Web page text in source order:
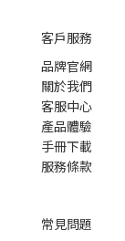
客戶服務
品牌官網
關於我們
客服中心
產品體驗
手冊下載
服務條款
常見問題